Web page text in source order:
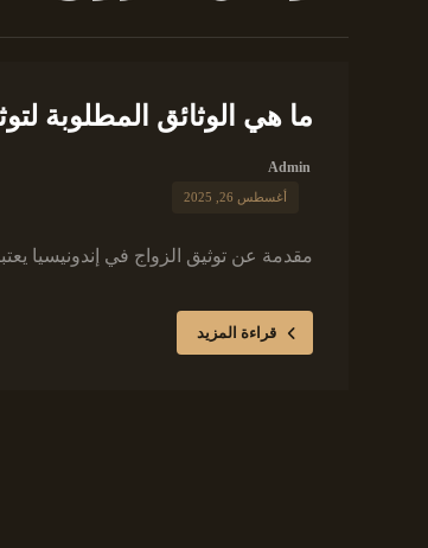
ما هي الوثائق المطلوبة
Admin
أغسطس 26, 2025
مقدمة عن توثيق الزواج في إندونيسيا
قراءة المزيد